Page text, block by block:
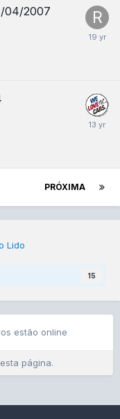
04/2007
PRÓXIMA
Lido
15
estão online
página.